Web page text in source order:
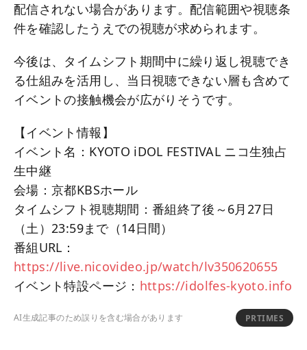
配信されない場合があります。配信範囲や視聴条
件を確認したうえでの視聴が求められます。
今後は、タイムシフト期間中に繰り返し視聴でき
る仕組みを活用し、当日視聴できない層も含めて
イベントの接触機会が広がりそうです。
【イベント情報】
イベント名：KYOTO iDOL FESTIVAL ニコ生独占
生中継
会場：京都KBSホール
タイムシフト視聴期間：番組終了後～6月27日
（土）23:59まで（14日間）
番組URL：
https://live.nicovideo.jp/watch/lv350620655
イベント特設ページ： https://idolfes-kyoto.info
AI生成記事のため誤りを含む場合があります PRTIMES